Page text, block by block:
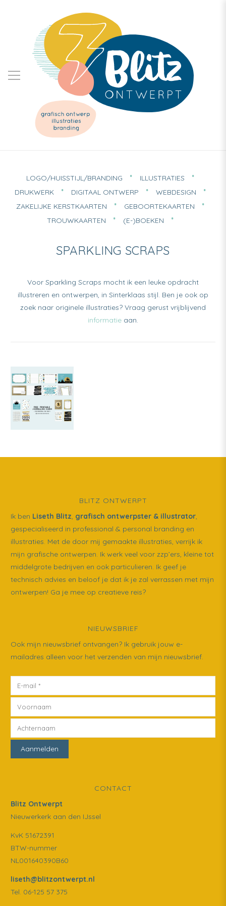
LOGO/HUISSTIJL/BRANDING
ILLUSTRATIES
DRUKWERK
DIGITAAL ONTWERP
WEBDESIGN
ZAKELIJKE KERSTKAARTEN
GEBOORTEKAARTEN
TROUWKAARTEN
(E-)BOEKEN
SPARKLING SCRAPS
Voor Sparkling Scraps mocht ik een leuke opdracht
illustreren en ontwerpen, in Sinterklaas stijl. Ben je ook op
zoek naar originele illustraties? Vraag gerust vrijblijvend
informatieaan.
BLITZ ONTWERPT
Ik ben Liseth Blitz, grafisch ontwerpster & illustrator,
gespecialiseerd in professional & personal branding en
illustraties. Met de door mij gemaakte illustraties, verrijk ik
mijn grafische ontwerpen. Ik werk veel voor zzp’ers, kleine tot
middelgrote bedrijven en ook particulieren. Ik geef je
technisch advies en beloof je dat ik je zal verrassen met mijn
ontwerpen! Ga je mee op creatieve reis?
NIEUWSBRIEF
Ook mijn nieuwsbrief ontvangen? Ik gebruik jouw e-
mailadres alleen voor het verzenden van mijn nieuwsbrief.
CONTACT
Blitz Ontwerpt
Nieuwerkerk aan den IJssel
KvK 51672391
BTW-nummer
NL001640390B60
liseth@blitzontwerpt.nl
Tel. 06-125 57 375